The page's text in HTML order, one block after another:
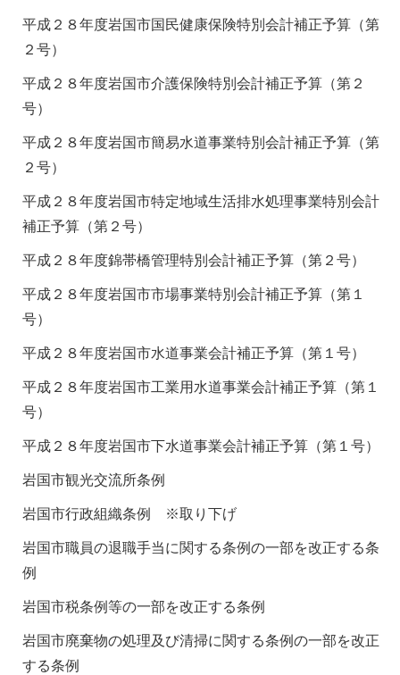
平成２８年度岩国市国民健康保険特別会計補正予算（第
２号）
平成２８年度岩国市介護保険特別会計補正予算（第２
号）
平成２８年度岩国市簡易水道事業特別会計補正予算（第
２号）
平成２８年度岩国市特定地域生活排水処理事業特別会計
補正予算（第２号）
平成２８年度錦帯橋管理特別会計補正予算（第２号）
平成２８年度岩国市市場事業特別会計補正予算（第１
号）
平成２８年度岩国市水道事業会計補正予算（第１号）
平成２８年度岩国市工業用水道事業会計補正予算（第１
号）
平成２８年度岩国市下水道事業会計補正予算（第１号）
岩国市観光交流所条例
岩国市行政組織条例 ※取り下げ
岩国市職員の退職手当に関する条例の一部を改正する条
例
岩国市税条例等の一部を改正する条例
岩国市廃棄物の処理及び清掃に関する条例の一部を改正
する条例